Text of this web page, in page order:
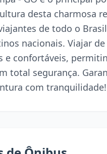
desta charmosa
de todo o
nacionais. Viajar
e confortáveis,
total segurança.
com tranquilidade!